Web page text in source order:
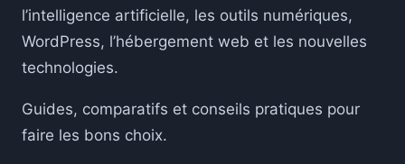
l’intelligence artificielle, les outils numériques,
WordPress, l’hébergement web et les nouvelles
technologies.
Guides, comparatifs et conseils pratiques pour
faire les bons choix.